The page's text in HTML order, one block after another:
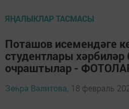
ЯҢАЛЫКЛАР ТАСМАСЫ
Поташов исемендәге
студентлары хәрбиләр
очраштылар -
Зөһрә Вәлитова, 18 февраль